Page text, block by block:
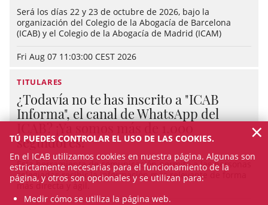
Será los días 22 y 23 de octubre de 2026, bajo la
organización del Colegio de la Abogacía de Barcelona
(ICAB) y el Colegio de la Abogacía de Madrid (ICAM)
Fri Aug 07 11:03:00 CEST 2026
TITULARES
¿Todavía no te has inscrito a "ICAB
Informa", el canal de WhatsApp del
seguidores!
Esta herramienta de comunicación permite a las personas
colegiadas recibir la información más relevante de forma
más directa y ágil.
TÚ PUEDES CONTROLAR EL USO DE LAS COOKIES.
En el ICAB utilizamos cookies en nuestra página. Algunas son
estrictamente necesarias para el funcionamiento de la
página, y otros son opcionales y se utilizan para:
Medir cómo se utiliza la página web.
×